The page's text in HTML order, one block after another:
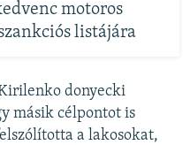
motoros
listájára
donyecki
másik célpontot is
a lakosokat,